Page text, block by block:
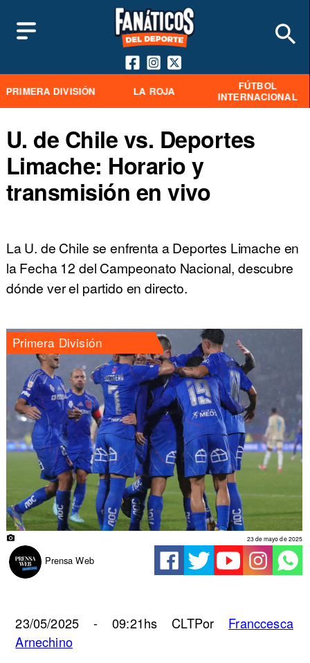
PRIMERA DIVISIÓN LA ROJA
FÚTBOL
INTERNACIONAL
U. de Chile vs. Deportes
Limache: Horario y
transmisión en vivo
La U. de Chile se enfrenta a Deportes Limache en
la Fecha 12 del Campeonato Nacional, descubre
dónde ver el partido en directo.
Primera División
Prensa Web
23 de mayo de 2025
23/05/2025 - 09:21hs CLTPor Franccesca
Arnechino